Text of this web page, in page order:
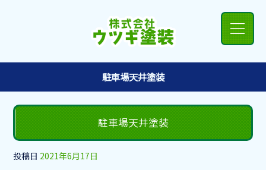
駐車場天井塗装
駐車場天井塗装
投稿日 2021年6月17日